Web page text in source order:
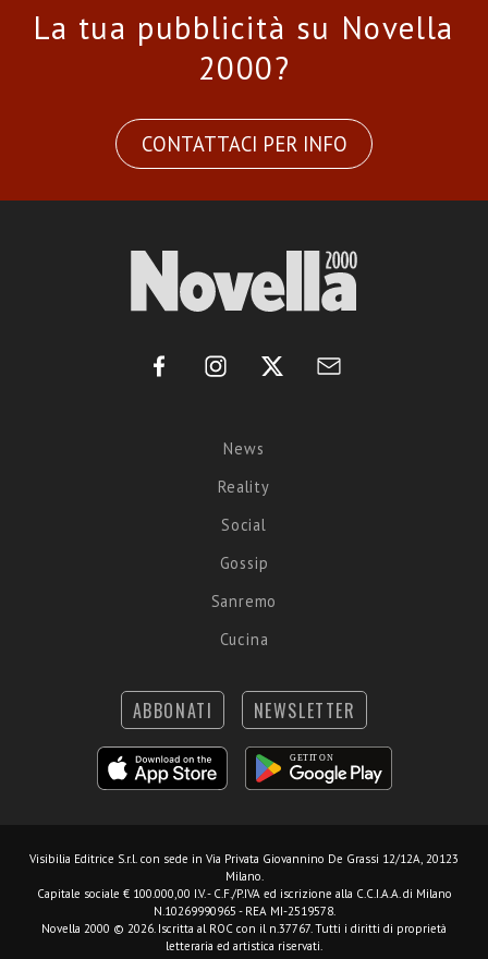
La tua pubblicità su Novella
2000?
CONTATTACI PER INFO
News
Reality
Social
Gossip
Sanremo
Cucina
ABBONATI NEWSLETTER
Visibilia Editrice S.r.l. con sede in Via Privata Giovannino De Grassi 12/12A, 20123
Milano.
Capitale sociale € 100.000,00 I.V. - C.F./P.IVA ed iscrizione alla C.C.I.A.A. di Milano
N.10269990965 - REA MI-2519578.
Novella 2000 © 2026. Iscritta al ROC con il n.37767. Tutti i diritti di proprietà
letteraria ed artistica riservati.